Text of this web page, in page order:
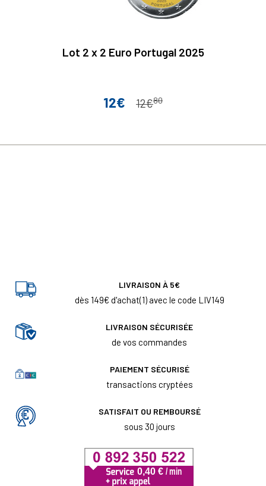
Lot 2 x 2 Euro Portugal 2025
Prix
12€ Prix de base
12€80
LIVRAISON À 5€
dès 149€ d'achat(1) avec le code LIV149
LIVRAISON SÉCURISÉE
de vos commandes
PAIEMENT SÉCURISÉ
transactions cryptées
SATISFAIT OU REMBOURSÉ
sous 30 jours